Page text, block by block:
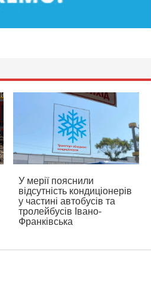
У мерії пояснили
відсутність кондиціонерів
у частині автобусів та
тролейбусів Івано-
Франківська